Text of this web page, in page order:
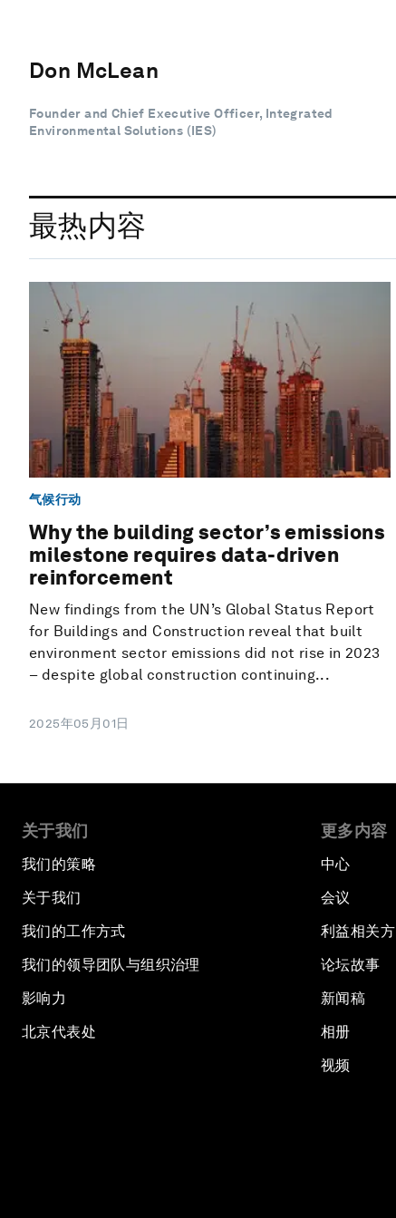
Don McLean
Founder and Chief Executive Officer, Integrated
Environmental Solutions (IES)
最热内容
气候行动
Why the building sector’s emissions
milestone requires data-driven
reinforcement
New findings from the UN’s Global Status Report
for Buildings and Construction reveal that built
environment sector emissions did not rise in 2023
– despite global construction continuing...
2025年05月01日
关于我们
我们的策略
关于我们
我们的工作方式
我们的领导团队与组织治理
影响力
北京代表处
更多内容
中心
会议
利益相关方
论坛故事
新闻稿
相册
视频